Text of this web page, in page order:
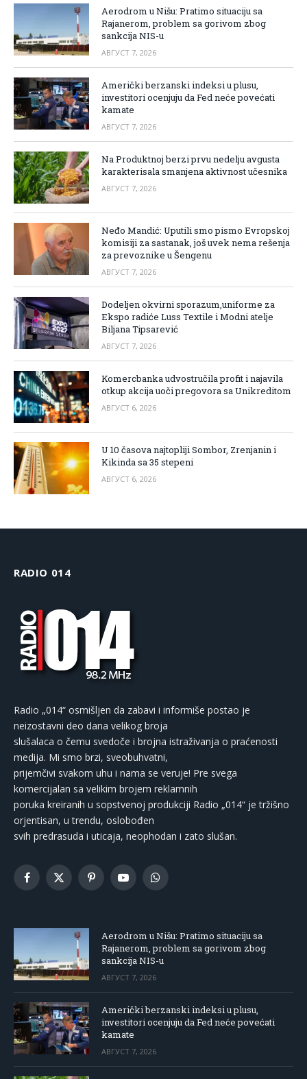
Aerodrom u Nišu: Pratimo situaciju sa
Rajanerom, problem sa gorivom zbog
sankcija NIS-u
АВГУСТ 7, 2026
Američki berzanski indeksi u plusu,
investitori ocenjuju da Fed neće povećati
kamate
АВГУСТ 7, 2026
Na Produktnoj berzi prvu nedelju avgusta
karakterisala smanjena aktivnost učesnika
АВГУСТ 7, 2026
Neđo Mandić: Uputili smo pismo Evropskoj
komisiji za sastanak, još uvek nema rešenja
za prevoznike u Šengenu
АВГУСТ 7, 2026
Dodeljen okvirni sporazum,uniforme za
Ekspo radiće Luss Textile i Modni atelje
Biljana Tipsarević
АВГУСТ 7, 2026
Komercbanka udvostručila profit i najavila
otkup akcija uoči pregovora sa Unikreditom
АВГУСТ 6, 2026
U 10 časova najtopliji Sombor, Zrenjanin i
Kikinda sa 35 stepeni
АВГУСТ 6, 2026
RADIO 014
Radio „014“ osmišljen da zabavi i informiše postao je
neizostavni deo dana velikog broja
slušalaca o čemu svedoče i brojna istraživanja o praćenosti
medija. Mi smo brzi, sveobuhvatni,
prijemčivi svakom uhu i nama se veruje! Pre svega
komercijalan sa velikim brojem reklamnih
poruka kreiranih u sopstvenoj produkciji Radio „014“ je tržišno
orjentisan, u trendu, oslobođen
svih predrasuda i uticaja, neophodan i zato slušan.
Facebook
X
PinterestYouTubeWhatsApp
Aerodrom u Nišu: Pratimo situaciju sa
Rajanerom, problem sa gorivom zbog
sankcija NIS-u
АВГУСТ 7, 2026
Američki berzanski indeksi u plusu,
investitori ocenjuju da Fed neće povećati
kamate
АВГУСТ 7, 2026